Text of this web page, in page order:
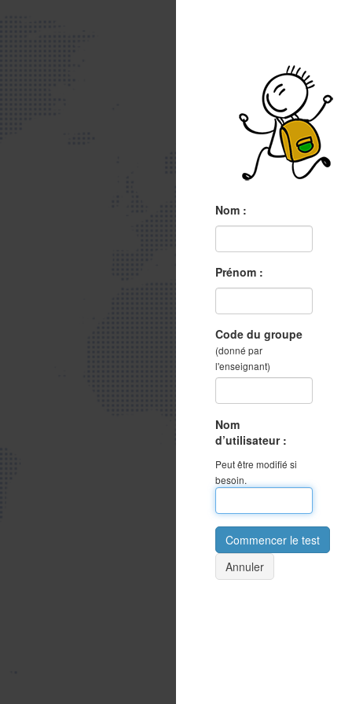
Nom :
Prénom :
Code du groupe
(donné par
l'enseignant)
Nom
d’utilisateur :
Peut être modifié si
besoin.